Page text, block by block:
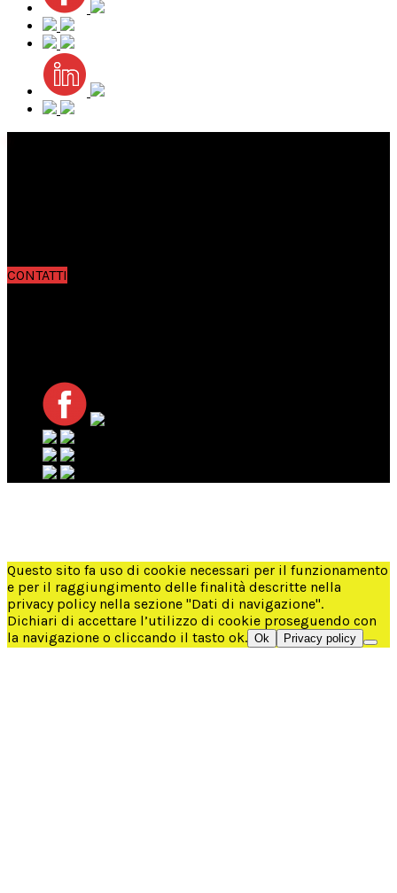
CONTATTI
Questo sito fa uso di cookie necessari per il funzionamento
e per il raggiungimento delle finalità descritte nella
privacy policy nella sezione "Dati di navigazione".
Dichiari di accettare l’utilizzo di cookie proseguendo con
la navigazione o cliccando il tasto ok. Ok Privacy policy